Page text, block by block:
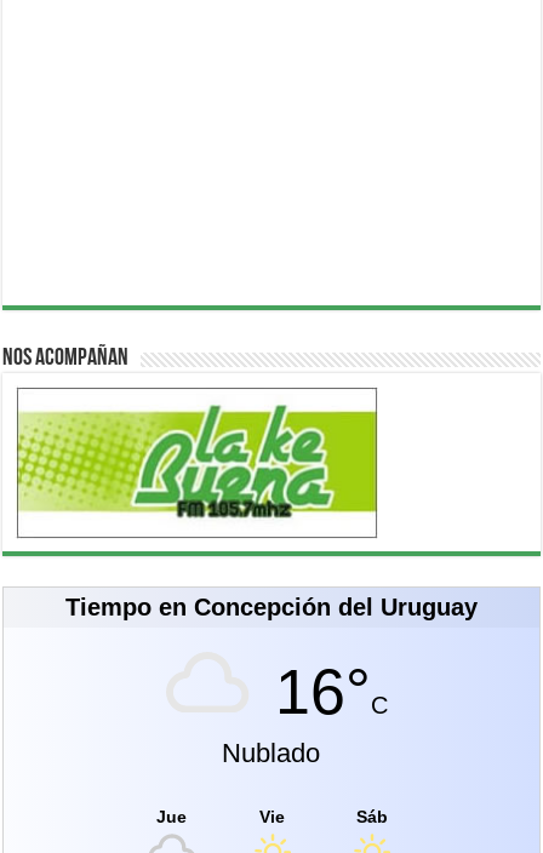
Nos acompañan
Tiempo en Concepción del Uruguay
16°C
Nublado
Jue Vie Sáb